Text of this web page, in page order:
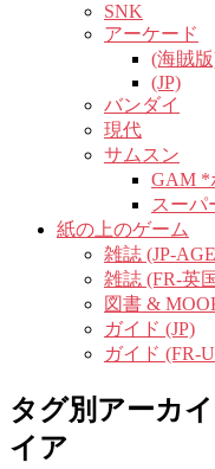
SNK
アーケード
(海賊
(JP)
バンダイ
現代
サムスン
GAM *
スーパ
紙の上のゲーム
雑誌 (JP-
雑誌 (FR-英
図書 &
ガイド (JP)
ガイド (FR-
タグ別アーカ
イア